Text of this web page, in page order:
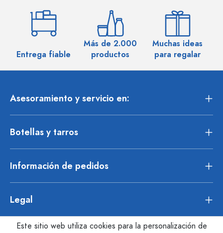
Entrega fiable
Más de 2.000
productos
Muchas ideas
para regalar
Asesoramiento y servicio en:
Botellas y tarros
Información de pedidos
Legal
Este sitio web utiliza cookies para la personalización de